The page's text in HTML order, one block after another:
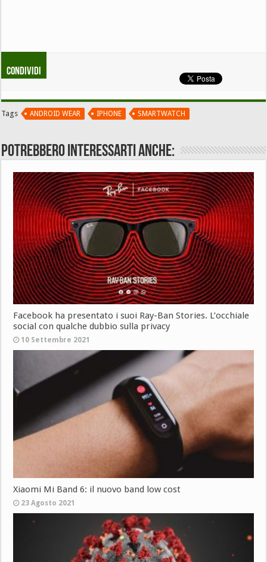
Condividi
Tags ANDROID WEAR IPHONE SMARTWATCH
Potrebbero interessarti anche:
Facebook ha presentato i suoi Ray-Ban Stories. L’occhiale
social con qualche dubbio sulla privacy
10 Settembre 2021
Xiaomi Mi Band 6: il nuovo band low cost
23 Agosto 2021